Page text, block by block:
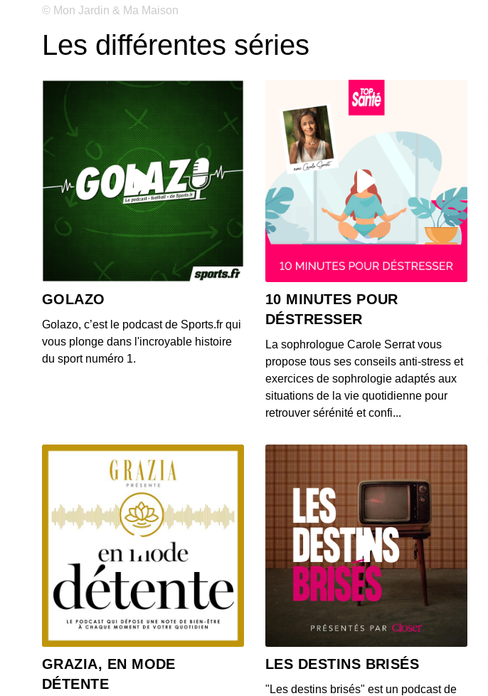
© Mon Jardin & Ma Maison
Les différentes séries
GOLAZO
Golazo, c’est le podcast de Sports.fr qui
vous plonge dans l'incroyable histoire
du sport numéro 1.
10 MINUTES POUR
DÉSTRESSER
La sophrologue Carole Serrat vous
propose tous ses conseils anti-stress et
exercices de sophrologie adaptés aux
situations de la vie quotidienne pour
retrouver sérénité et confi...
GRAZIA, EN MODE
DÉTENTE
LES DESTINS BRISÉS
"Les destins brisés" est un podcast de